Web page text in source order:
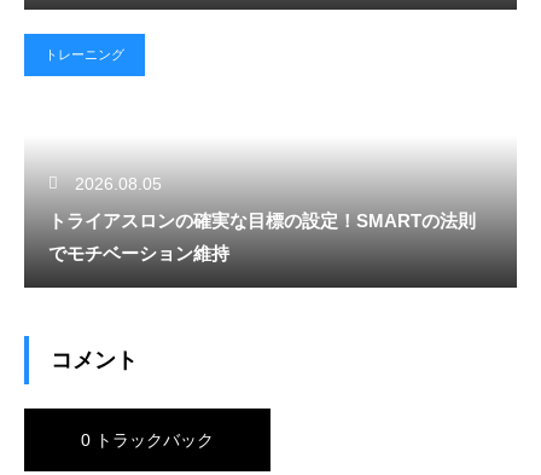
トレーニング
2026.08.05
トライアスロンの確実な目標の設定！SMARTの法則
でモチベーション維持
コメント
0 トラックバック